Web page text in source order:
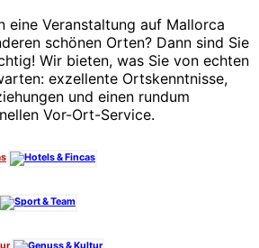
eine Veranstaltung auf Mallorca
schönen Orten? Dann sind Sie
Wir bieten, was Sie von echten
exzellente Ortskenntnisse,
und einen rundum
Vor-Ort-Service.